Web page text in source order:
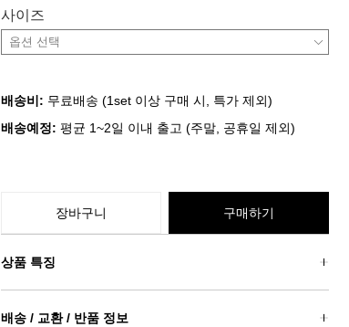
사이즈
배송비: 무료배송 (1set 이상 구매 시, 특가 제외)
배송예정: 평균 1~2일 이내 출고 (주말, 공휴일 제외)
장바구니 구매하기
상품 특징
배송 / 교환 / 반품 정보